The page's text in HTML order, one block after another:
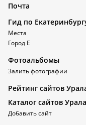
Почта
Гид по
Места
Город Е
Фотоальбомы
Залить фотографии
Рейтинг сайтов
Каталог сайтов Урала
Добавить сайт